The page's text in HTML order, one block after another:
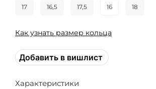
Добавить в вишлист
17 16,5 17,5 16 18
Как узнать размер кольца
Характеристики